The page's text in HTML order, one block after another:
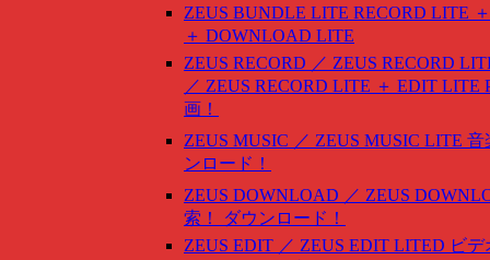
ZEUS BUNDLE LITE RECORD LITE
＋ DOWNLOAD LITE
ZEUS RECORD ／ ZEUS RECORD
／ ZEUS RECORD LITE ＋ EDIT LITE
画！
ZEUS MUSIC ／ ZEUS MUSIC LITE 音
ンロード！
ZEUS DOWNLOAD ／ ZEUS
索！ ダウンロード！
ZEUS EDIT ／ ZEUS EDIT LITED ビ